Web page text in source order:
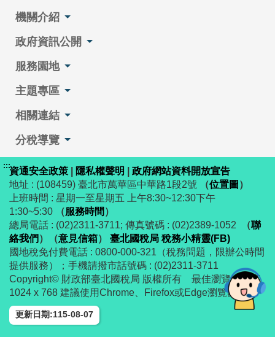
機關介紹
政府資訊公開
服務園地
主題專區
相關連結
分稅導覽
:::資通安全政策 隱私權聲明
政府網站資料開放宣告
地址 : (108459) 臺北市萬華區中華路1段2號
（位置圖 ）
上班時間 : 星期一至星期五 上午8:30~12:30下午
1:30~5:30
（服務時間 ）
總局電話 : (02)2311-3711; 傳真號碼 : (02)2389-1052
（聯
絡我們 ） （意見信箱）
臺北國稅局 稅務小精靈(FB)
國地稅免付費電話 : 0800-000-321（稅務問題，限辦公時間
提供服務）；手機請撥市話號碼 : (02)2311-3711
Copyright© 財政部臺北國稅局 版權所有 最佳瀏覽解析度
1024 x 768 建議使用Chrome、Firefox或Edge瀏覽器
更新日期:115-08-07